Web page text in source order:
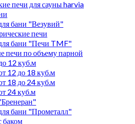
печи для сауны harvia
бани "Везувий"
печи
бани "Печи TMF"
печи по объему парной
12 куб.м
12 до 18 куб.м
18 до 24 куб.м
24 куб.м
бани "Прометалл"
баком